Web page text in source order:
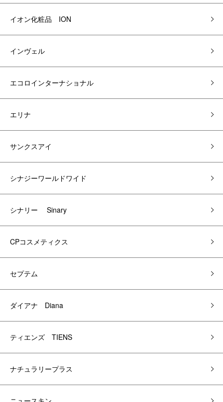
イオン化粧品 ION
インヴェル
エコロインターナショナル
エリナ
サンクスアイ
シナジーワールドワイド
シナリー Sinary
CPコスメティクス
セプテム
ダイアナ Diana
ティエンズ TIENS
ナチュラリープラス